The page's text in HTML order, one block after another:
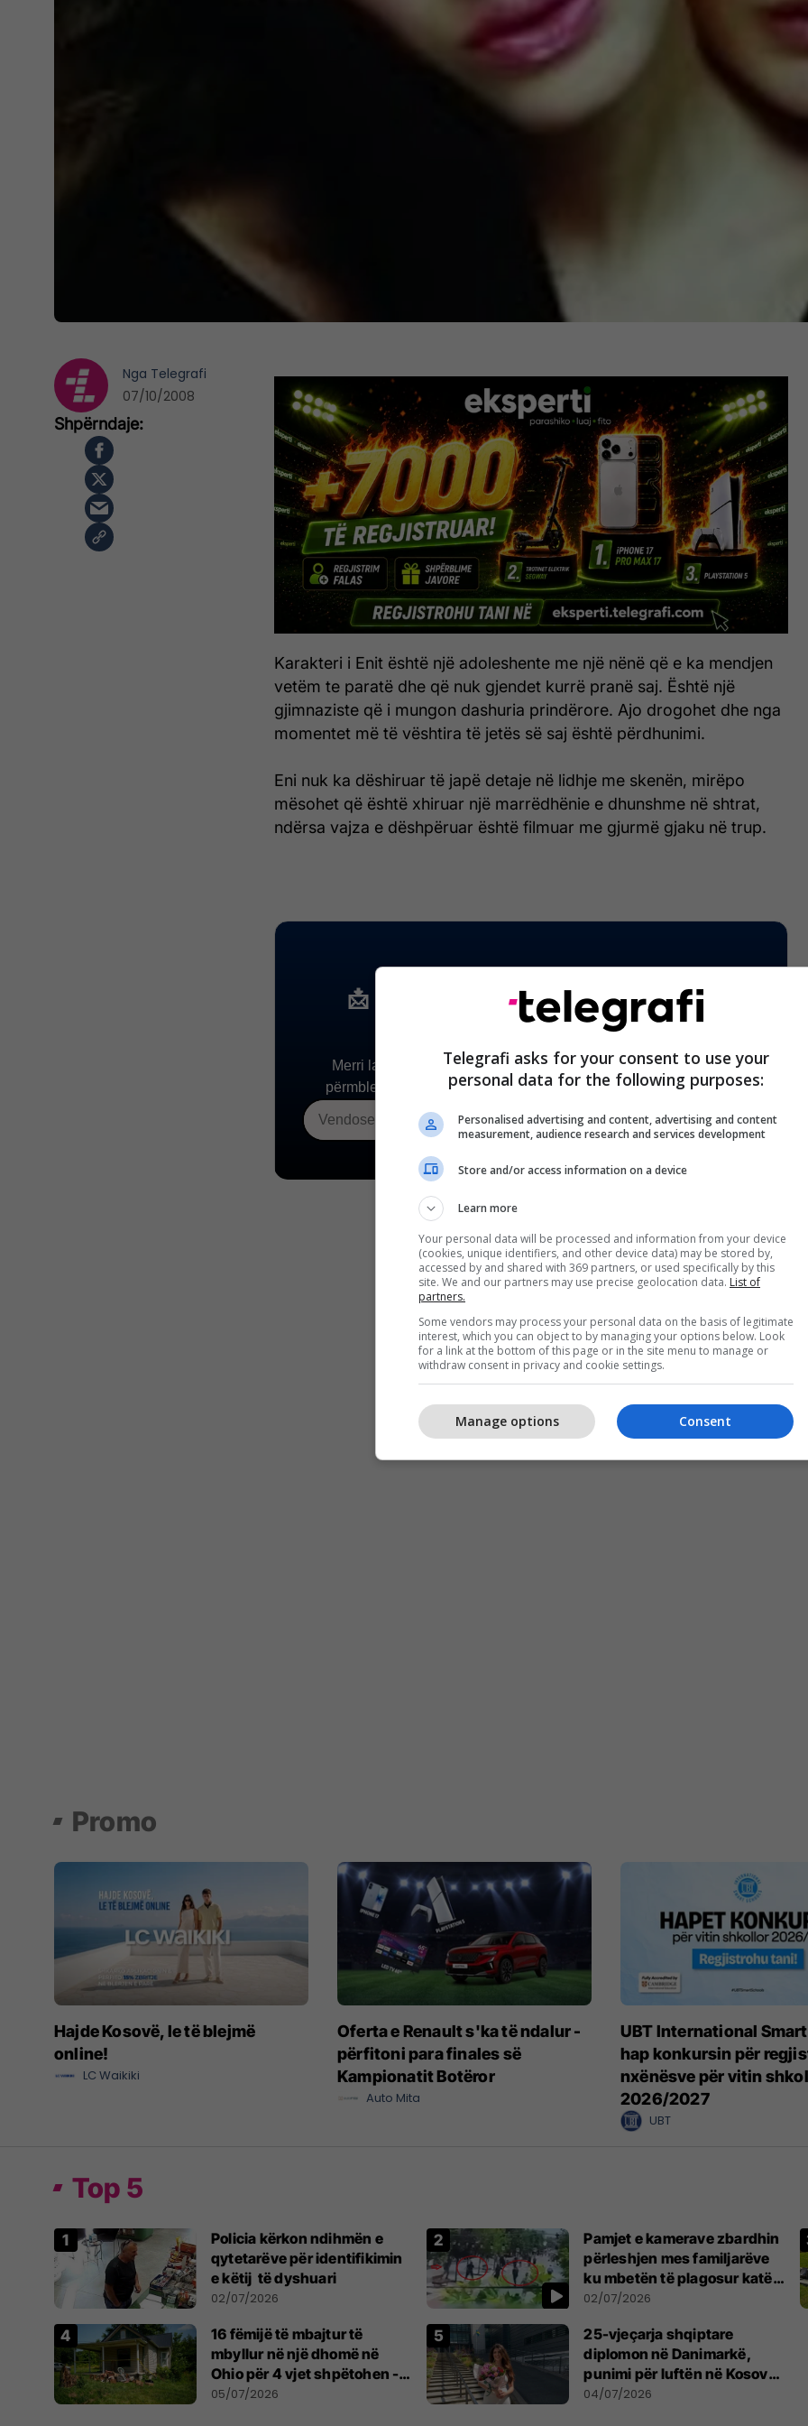
Karakteri i Enit është një adoleshente me një nënë që e ka mendjen
vetëm te paratë dhe që nuk gjendet kurrë pranë saj. Është një
gjimnaziste që i mungon dashuria prindërore. Ajo drogohet dhe nga
momentet më të vështira të jetës së saj është përdhunimi.
Eni nuk ka dëshiruar të japë detaje në lidhje me skenën, mirëpo
mësohet që është xhiruar një marrëdhënie e dhunshme në shtrat,
ndërsa vajza e dëshpëruar është filmuar me gjurmë gjaku në trup.
Nga Telegrafi
07/10/2008
Promo
Hajde Kosovë, le të blejmë
online!
LC Waikiki
Oferta e Renault s'ka të ndalur -
përfitoni para finales së
Kampionatit Botëror
Auto Mita
UBT International
hap konkursin për
nxënësve për vitin
2026/2027
UBT
Top 5
Policia kërkon ndihmën e
qytetarëve për identifikimin
e këtij të dyshuari
02/07/2026
Pamjet e kamerave zbardhin
përleshjen mes familjarëve
ku mbetën të plagosur katër
persona
02/07/2026
16 fëmijë të mbajtur të
mbyllur në një dhomë në
Ohio për 4 vjet shpëtohen -
tani ata i pret një sfidë e
05/07/2026
25-vjeçarja shqiptare
diplomon në Danimarkë,
punimi për luftën në Kosovë
vlerësohet me notën më të
04/07/2026
Telegrafi asks for your consent to use your
personal data for the following purposes:
Personalised advertising and content, advertising and content
measurement, audience research and services development
Store and/or access information on a device
Learn more
Your personal data will be processed and information from your device
(cookies, unique identifiers, and other device data) may be stored by,
accessed by and shared with 369 partners, or used specifically by this
site. We and our partners may use precise geolocation data. List of
partners.
Some vendors may process your personal data on the basis of legitimate
interest, which you can object to by managing your options below. Look
for a link at the bottom of this page or in the site menu to manage or
withdraw consent in privacy and cookie settings.
Consent
Manage options